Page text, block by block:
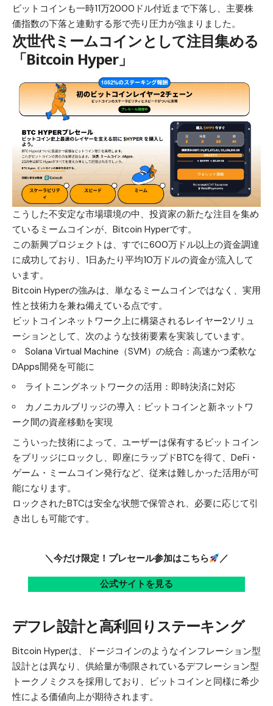
ビットコインも一時11万2000ドル付近まで下落し、主要株
価指数の下落と連動する形で売り圧力が強まりました。
次世代ミームコインとして注目集める
「Bitcoin Hyper」
こうした不安定な市場環境の中、投資家の新たな注目を集め
ているミームコインが、 Bitcoin Hyperです。
この新興プロジェクトは、すでに600万ドル以上の資金調達
に成功しており、1日あたり平均10万ドルの資金が流入して
います。
Bitcoin Hyperの強みは、単なるミームコインではなく、実用
性と技術力を兼ね備えている点です。
ビットコインネットワーク上に構築されるレイヤー2ソリュ
ーションとして、次のような技術要素を実装しています。
Solana Virtual Machine（SVM）の統合：高速かつ柔軟な
DApps開発を可能に
ライトニングネットワークの活用：即時決済に対応
カノニカルブリッジの導入：ビットコインと新ネットワ
ーク間の資産移動を実現
こういった技術によって、ユーザーは保有するビットコイン
をブリッジにロックし、即座にラップドBTCを得て、DeFi・
ゲーム・ミームコイン発行など、従来は難しかった活用が可
能になります。
ロックされたBTCは安全な状態で保管され、必要に応じて引
き出しも可能です。
＼今だけ限定！プレセール参加はこちら ／
公式サイトを見る
デフレ設計と高利回りステーキング
Bitcoin Hyperは、ドージコインのようなインフレーション型
設計とは異なり、供給量が制限されているデフレーション型
トークノミクスを採用しており、ビットコインと同様に希少
性による価値向上が期待されます。